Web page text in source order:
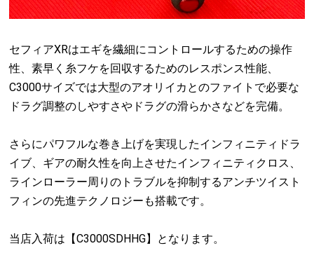
セフィアXRはエギを繊細にコントロールするための操作
性、素早く糸フケを回収するためのレスポンス性能、
C3000サイズでは大型のアオリイカとのファイトで必要な
ドラグ調整のしやすさやドラグの滑らかさなどを完備。
さらにパワフルな巻き上げを実現したインフィニティドラ
イブ、ギアの耐久性を向上させたインフィニティクロス、
ラインローラー周りのトラブルを抑制するアンチツイスト
フィンの先進テクノロジーも搭載です。
当店入荷は【C3000SDHHG】となります。